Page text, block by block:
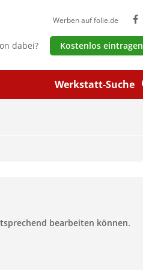
Werkstatt-Suche
Werben auf folie.de
dabei? Kostenlos eintragen
bearbeiten können.